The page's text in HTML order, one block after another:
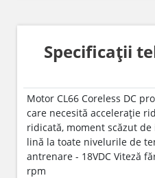
Specificații
Motor CL66 Coreless DC
care necesită accelerație
ridicată, moment scăzut
lină la toate nivelurile de
antrenare - 18VDC Viteză
rpm